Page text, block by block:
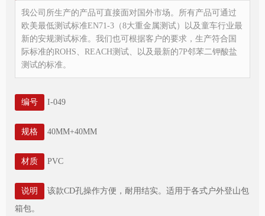
我公司所生产的产品可直接面对国外市场。所有产品可通过
欧美最低测试标准EN71-3（8大重金属测试）以及童车行业最
新的安规测试标准。我们也可根据客户的要求，生产符合国
际标准的ROHS、REACH测试、以及最新的7P邻苯二钾酸盐
测试的标准。
编号 I-049
规格 40MM+40MM
材质 PVC
说明
该款CD孔操作方便，耐用结实。适用于各式户外登山包
箱包。